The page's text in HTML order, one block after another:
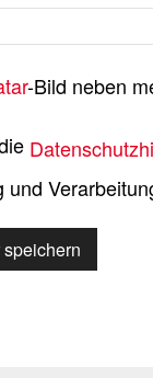
-Bild neben
und